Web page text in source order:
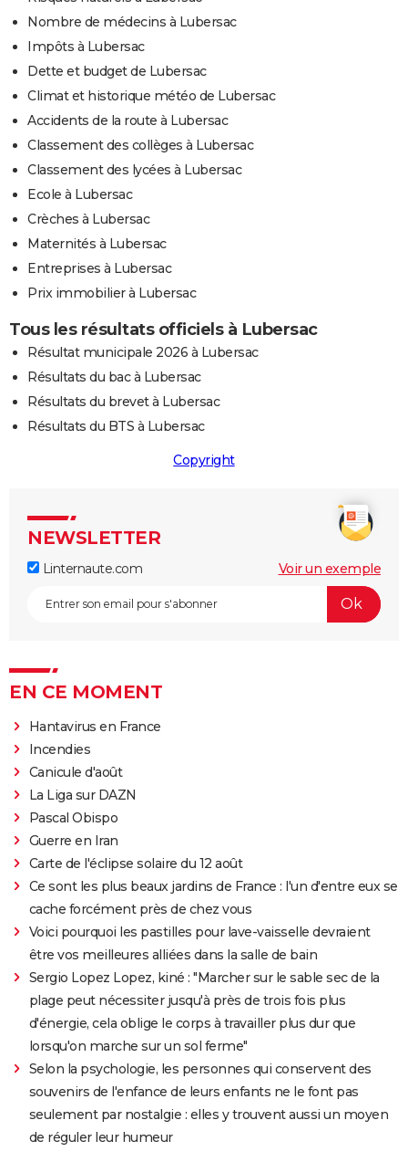
Nombre de médecins à Lubersac
Impôts à Lubersac
Dette et budget de Lubersac
Climat et historique météo de Lubersac
Accidents de la route à Lubersac
Classement des collèges à Lubersac
Classement des lycées à Lubersac
Ecole à Lubersac
Crèches à Lubersac
Maternités à Lubersac
Entreprises à Lubersac
Prix immobilier à Lubersac
Tous les résultats officiels à Lubersac
Résultat municipale 2026 à Lubersac
Résultats du bac à Lubersac
Résultats du brevet à Lubersac
Résultats du BTS à Lubersac
Copyright
NEWSLETTER
Linternaute.com Voir un exemple
EN CE MOMENT
Hantavirus en France
Incendies
Canicule d'août
La Liga sur DAZN
Pascal Obispo
Guerre en Iran
Carte de l'éclipse solaire du 12 août
Ce sont les plus beaux jardins de France : l'un d'entre eux se
cache forcément près de chez vous
Voici pourquoi les pastilles pour lave-vaisselle devraient
être vos meilleures alliées dans la salle de bain
Sergio Lopez Lopez, kiné : "Marcher sur le sable sec de la
plage peut nécessiter jusqu'à près de trois fois plus
d'énergie, cela oblige le corps à travailler plus dur que
lorsqu'on marche sur un sol ferme"
Selon la psychologie, les personnes qui conservent des
souvenirs de l'enfance de leurs enfants ne le font pas
seulement par nostalgie : elles y trouvent aussi un moyen
de réguler leur humeur